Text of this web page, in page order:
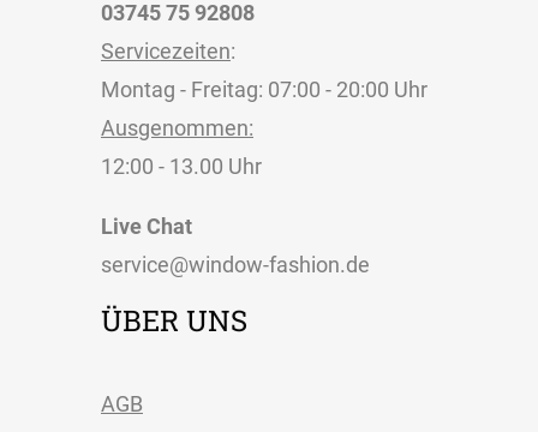
03745 75 92808
Servicezeiten:
Montag - Freitag: 07:00 - 20:00 Uhr
Ausgenommen:
12:00 - 13.00 Uhr
Live Chat
service@window-fashion.de
ÜBER UNS
AGB